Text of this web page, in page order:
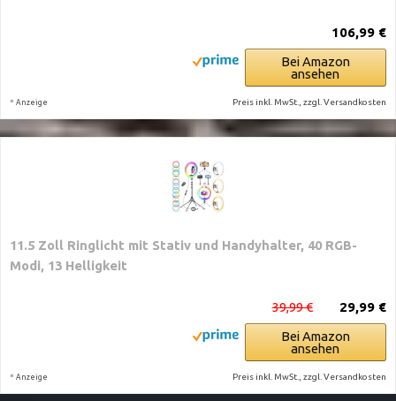
106,99 €
Bei Amazon
ansehen
* Anzeige Preis inkl. MwSt., zzgl. Versandkosten
11.5 Zoll Ringlicht mit Stativ und Handyhalter, 40 RGB-
Modi, 13 Helligkeit
29,99 €
39,99 €
Bei Amazon
ansehen
* Anzeige Preis inkl. MwSt., zzgl. Versandkosten